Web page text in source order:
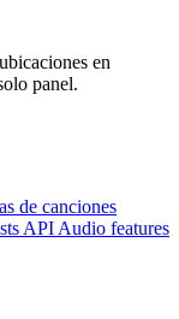
en
panel.
de canciones
API Audio features